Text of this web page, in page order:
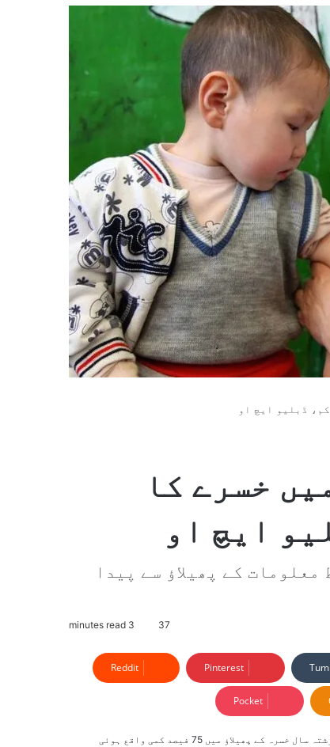
خسرے کا
کے پھیلاؤ سے پیدا
37
Pinterest
Reddit
Pocket
عالمی ادارہ صحت (ڈبلیو ایچ او) نے بتایا ہے کہ یورپ اور وسطی ایشیا میں گزشتہ سال خسرہ کے پھیلاؤ میں 75 فیصد کمی واقع ہوئی